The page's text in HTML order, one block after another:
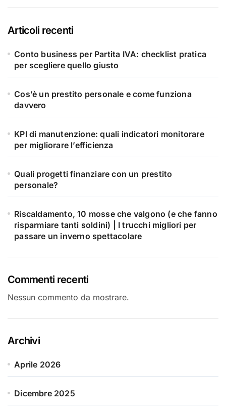
Articoli recenti
Conto business per Partita IVA: checklist pratica
per scegliere quello giusto
Cos’è un prestito personale e come funziona
davvero
KPI di manutenzione: quali indicatori monitorare
per migliorare l’efficienza
Quali progetti finanziare con un prestito
personale?
Riscaldamento, 10 mosse che valgono (e che fanno
risparmiare tanti soldini) | I trucchi migliori per
passare un inverno spettacolare
Commenti recenti
Nessun commento da mostrare.
Archivi
Aprile 2026
Dicembre 2025